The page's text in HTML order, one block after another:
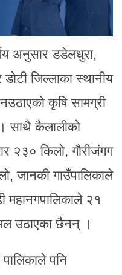
अनुसार डडेलधुरा,
जिल्लाका स्थानीय
कृषि सामग्री
साथै कैलालीको
२३० किलो, गौरीजंगग
जानकी गाउँपालिकाले
महानगपालिकाले २१
उठाएका छैनन् ।
पनि